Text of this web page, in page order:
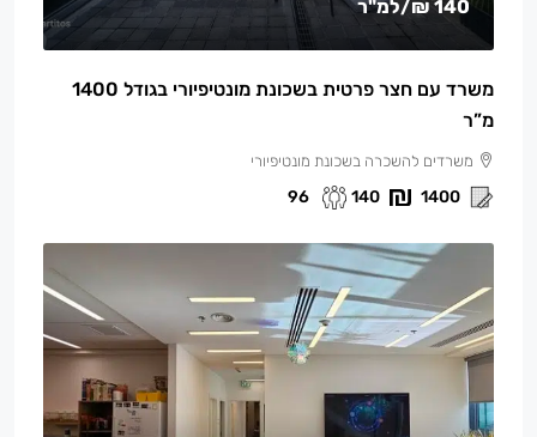
140 ₪ /למ"ר
משרד עם חצר פרטית בשכונת מונטיפיורי בגודל 1400
מ”ר
משרדים להשכרה בשכונת מונטיפיורי
1400
140
96